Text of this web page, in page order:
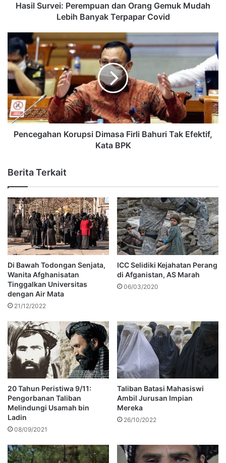
Hasil Survei: Perempuan dan Orang Gemuk Mudah
Lebih Banyak Terpapar Covid
Pencegahan Korupsi Dimasa Firli Bahuri Tak Efektif,
Kata BPK
Berita Terkait
Di Bawah Todongan Senjata,
Wanita Afghanisatan
Tinggalkan Universitas
dengan Air Mata
21/12/2022
ICC Selidiki Kejahatan Perang
di Afganistan, AS Marah
06/03/2020
20 Tahun Peristiwa 9/11:
Pengorbanan Taliban
Melindungi Usamah bin
Ladin
08/09/2021
Taliban Batasi Mahasiswi
Ambil Jurusan Impian
Mereka
26/10/2022